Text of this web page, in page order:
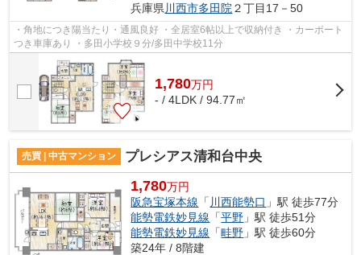
兵庫県 川西市多田院 ２丁目17－50
・角地につき陽当たり・通風良好 ・全居室6帖以上で収納付き ・カーポート
つき車庫あり ・多田小学校９分/多田中学校11分
1,780万円
- / 4LDK / 94.77㎡
売買 | 中古マンション プレシアス清和台中央
1,780万円
阪急宝塚本線 「 川西能勢口 」駅 徒歩77分
能勢電鉄妙見線 「平野 」駅 徒歩51分
能勢電鉄妙見線 「畦野 」駅 徒歩60分
築24年 / 8階建